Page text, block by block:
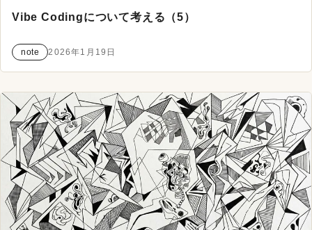
Vibe Codingについて考える（5）
note 2026年1月19日